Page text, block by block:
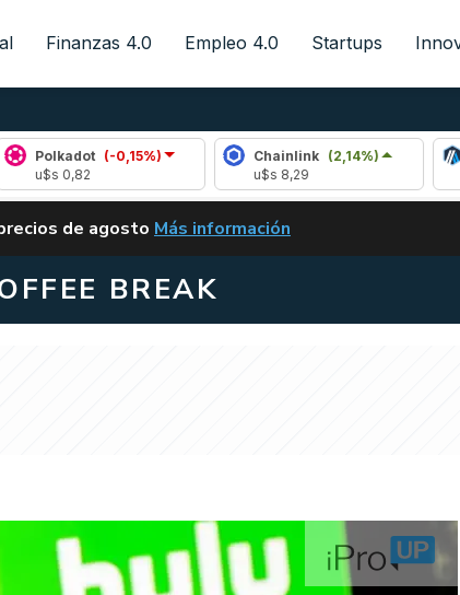
Finanzas 4.0 Empleo 4.0 Startups
(-0,15%)
Chainlink
(2,14%)
Arbitrum
ALERTA
de agosto VUELVE EL CARRY TRADE DE
Más información
BREAK